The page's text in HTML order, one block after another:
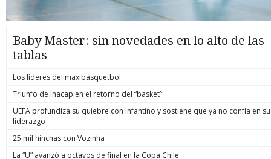
Baby Master: sin novedades en lo alto de las
tablas
Los líderes del maxibásquetbol
Triunfo de Inacap en el retorno del “basket”
UEFA profundiza su quiebre con Infantino y sostiene que ya no confía en su
liderazgo
25 mil hinchas con Vozinha
La “U” avanzó a octavos de final en la Copa Chile